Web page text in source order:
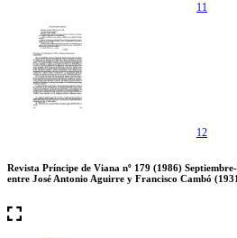
11
12
Revista Príncipe de Viana nº 179 (1986)
entre José Antonio Aguirre y Francisco Cambó